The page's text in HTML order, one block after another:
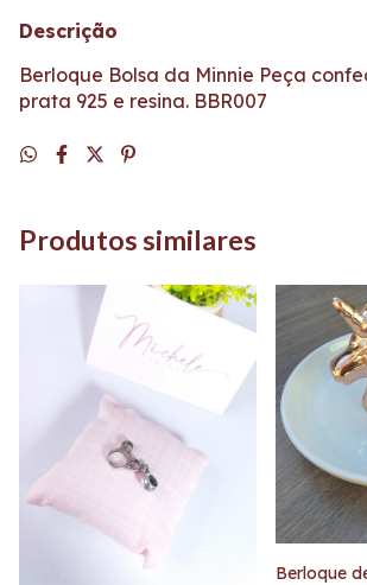
Descrição
Berloque Bolsa da Minnie Peça
prata 925 e resina. BBR007
Produtos similares
Berloque